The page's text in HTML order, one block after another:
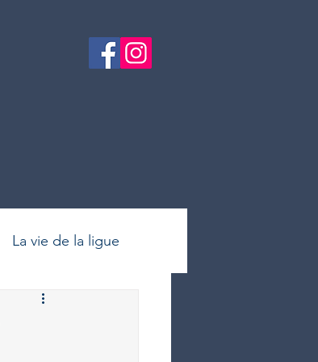
La vie de la ligue
Golf féminin